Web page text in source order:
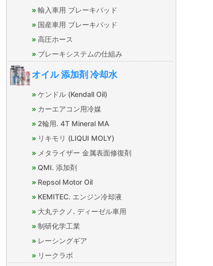
輸入車用 ブレーキパッド
国産車用 ブレーキパッド
高圧ホース
ブレーキシステムの仕組み
オイル 添加剤 冷却水
ケンドル (Kendall Oil)
カーエアコン用冷媒
2輪用. 4T Mineral MA
リキモリ (LIQUI MOLY)
メタライザー 金属表面修復剤
QMI. 添加剤
Repsol Motor Oil
KEMITEC. エンジン冷却液
大丸テクノ. ディーゼル車用
制研化学工業
レーシングギア
リークラボ